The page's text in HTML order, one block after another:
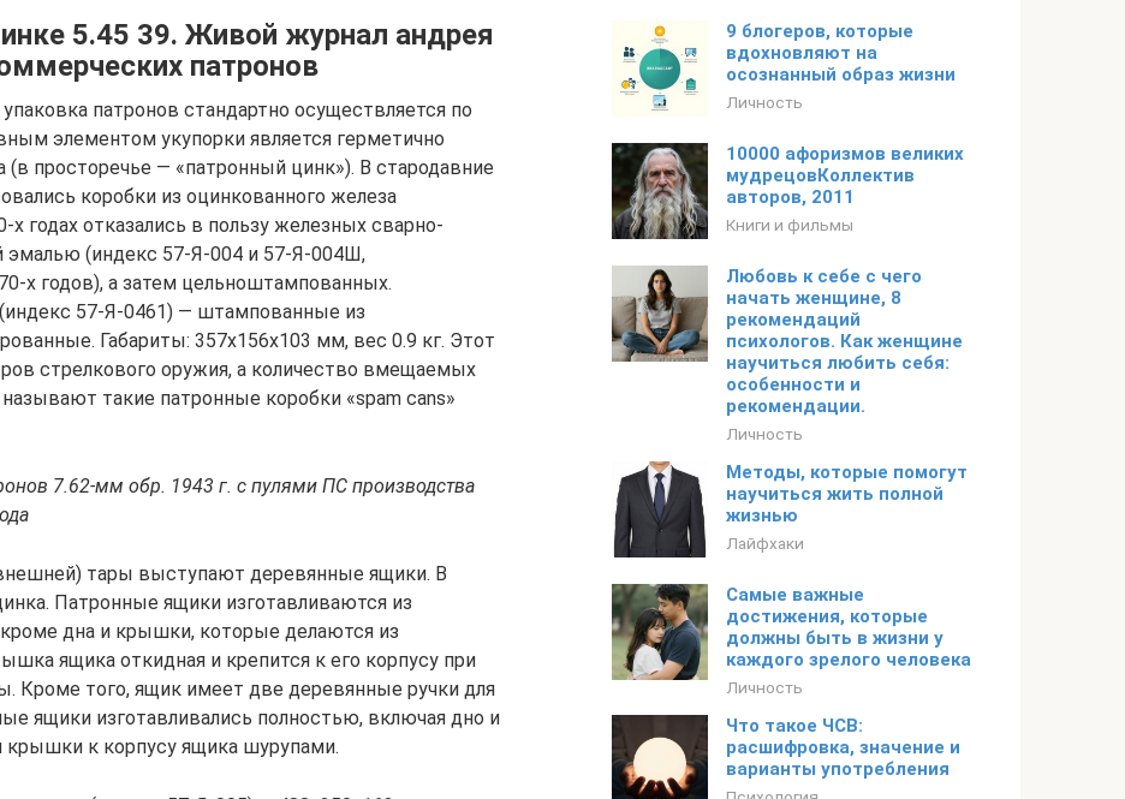
5.45 39. Живой журнал андрея
патронов
патронов стандартно осуществляется по
элементом укупорки является герметично
(в просторечье — «патронный цинк»). В стародавние
коробки из оцинкованного железа
х годах отказались в пользу железных сварно-
эмалью (индекс 57-Я-004 и 57-Я-004Ш,
х годов), а затем цельноштампованных.
57-Я-0461) — штампованные из
Габариты: 357х156х103 мм, вес 0.9 кг. Этот
стрелкового оружия, а количество вмещаемых
такие патронные коробки «spam cans»
7.62-мм обр. 1943 г. с пулями ПС производства
тары выступают деревянные ящики. В
Патронные ящики изготавливаются из
дна и крышки, которые делаются из
ящика откидная и крепится к его корпусу при
Кроме того, ящик имеет две деревянные ручки для
ящики изготавливались полностью, включая дно и
к корпусу ящика шурупами.
9 блогеров, которые
вдохновляют на
осознанный образ жизни
Личность
10000 афоризмов великих
мудрецовКоллектив
авторов, 2011
Книги и фильмы
Любовь к себе с чего
начать женщине, 8
рекомендаций
психологов. Как женщине
научиться любить себя:
особенности и
рекомендации.
Личность
Методы, которые помогут
научиться жить полной
жизнью
Лайфхаки
Самые важные
достижения, которые
должны быть в жизни у
каждого зрелого человека
Личность
Что такое ЧСВ:
расшифровка, значение и
варианты употребления